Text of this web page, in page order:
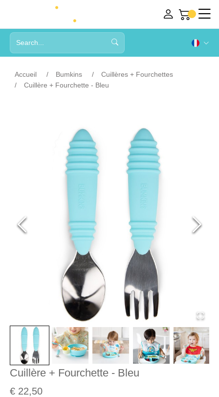
Accueil Bumkins
Cuillères + Fourchettes
Cuillère + Fourchette - Bleu
Cuillère + Fourchette - Bleu
€ 22,50